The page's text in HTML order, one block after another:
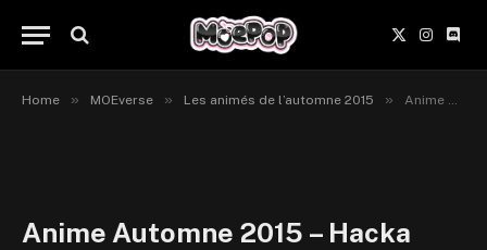
X
(Twitter)
Home » MOEverse » Les animés de l’automne 2015 » Anime Automne 2015 – Hacka Doll the Animation – Ruru-Berryz MoePop
Anime Automne 2015 – Hacka